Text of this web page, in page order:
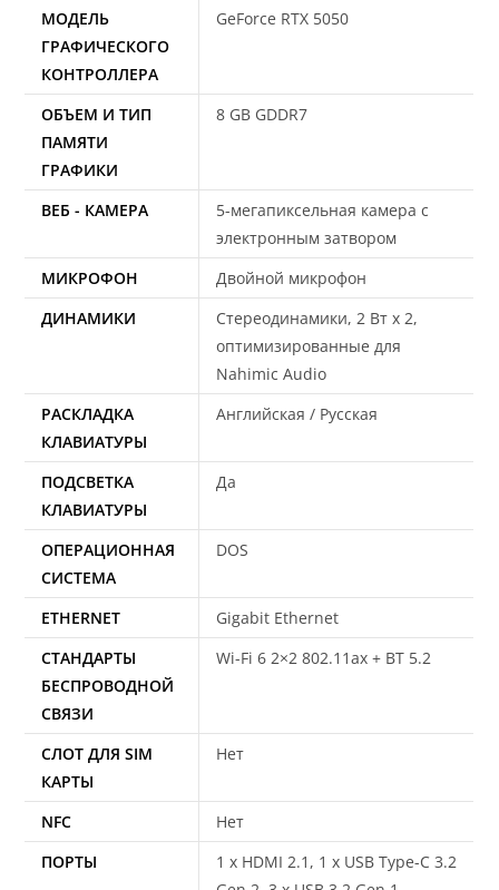
МОДЕЛЬ
ГРАФИЧЕСКОГО
КОНТРОЛЛЕРА
GeForce RTX 5050
ОБЪЕМ И ТИП
ПАМЯТИ
ГРАФИКИ
8 GB GDDR7
ВЕБ - КАМЕРА
5-мегапиксельная камера с
электронным затвором
МИКРОФОН
Двойной микрофон
ДИНАМИКИ
Стереодинамики, 2 Вт x 2,
оптимизированные для
Nahimic Audio
РАСКЛАДКА
КЛАВИАТУРЫ
Английская / Русская
ПОДСВЕТКА
КЛАВИАТУРЫ
Да
ОПЕРАЦИОННАЯ
СИСТЕМА
DOS
ETHERNET
Gigabit Ethernet
СТАНДАРТЫ
БЕСПРОВОДНОЙ
СВЯЗИ
Wi-Fi 6 2×2 802.11ax + BT 5.2
СЛОТ ДЛЯ SIM
КАРТЫ
Нет
NFC
Нет
ПОРТЫ
1 x HDMI 2.1, 1 x USB Type-C 3.2